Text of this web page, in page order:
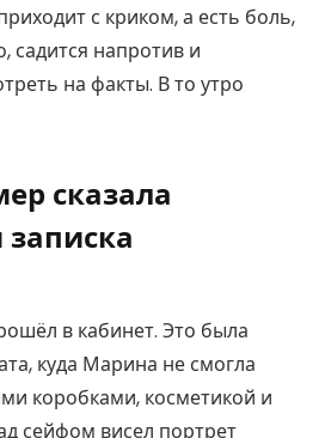
с криком, а есть боль,
садится напротив и
на факты. В то утро
сказала
в кабинет. Это была
куда Марина не смогла
коробками, косметикой и
сейфом висел портрет